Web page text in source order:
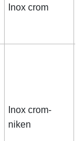
Inox crom
Inox crom-
niken